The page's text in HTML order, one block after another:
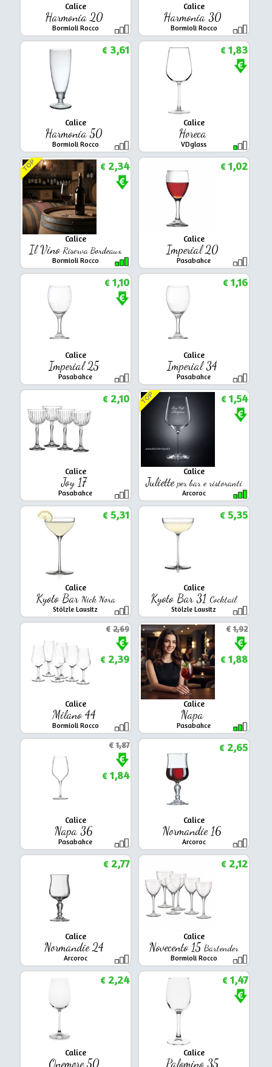
Calice
Harmonia 20
Bormioli Rocco
Calice
Harmonia 30
Bormioli Rocco
Calice
Harmonia 50
Bormioli Rocco
€3,61
Calice
Horeca
VDglass
€1,83
Calice
Il VinoRiserva Bordeaux
Bormioli Rocco
TOP €2,34
Calice
Imperial 20
Pasabahce
€1,02
Calice
Imperial 25
Pasabahce
€1,10
Calice
Imperial 34
Pasabahce
€1,16
Calice
Joy 17
Pasabahce
€2,10
Calice
Julietteper bar e ristoranti
Arcoroc
TOP €1,54
Calice
Kyoto Bar Nick Nora
Stölzle Lausitz
€5,31
Calice
Kyoto Bar 31Cocktail
Stölzle Lausitz
€5,35
Calice
Milano 44
Bormioli Rocco
€2,69
€2,39
Calice
Napa
Pasabahce
€1,92
€1,88
Calice
Napa 36
Pasabahce
€1,87
€1,84
Calice
Normandie 16
Arcoroc
€2,65
Calice
Normandie 24
Arcoroc
€2,77
Calice
Novecento 15 Bartender
Bormioli Rocco
€2,12
Calice
Onemore 50
€2,24
Calice
Palomino 35
€1,47